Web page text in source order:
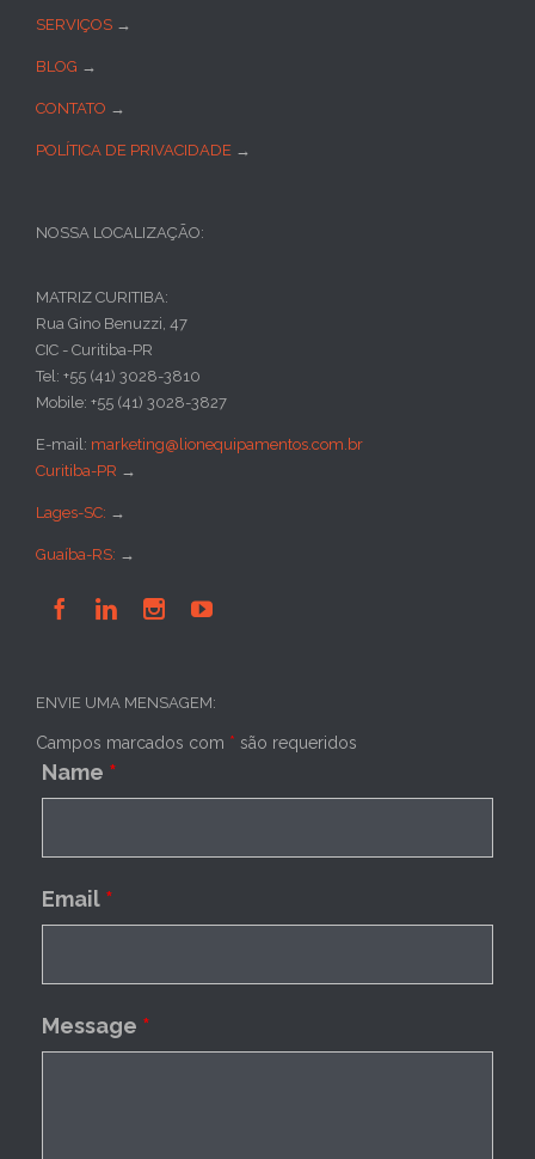
SERVIÇOS →
BLOG →
CONTATO →
POLÍTICA DE PRIVACIDADE →
NOSSA LOCALIZAÇÃO:
MATRIZ CURITIBA:
Rua Gino Benuzzi, 47
CIC - Curitiba-PR
Tel: +55 (41) 3028-3810
Mobile: +55 (41) 3028-3827
E-mail: marketing@lionequipamentos.com.br
Curitiba-PR →
Lages-SC: →
Guaíba-RS: →
   
ENVIE UMA MENSAGEM:
Campos marcados com * são requeridos
Name *
Email *
Message *